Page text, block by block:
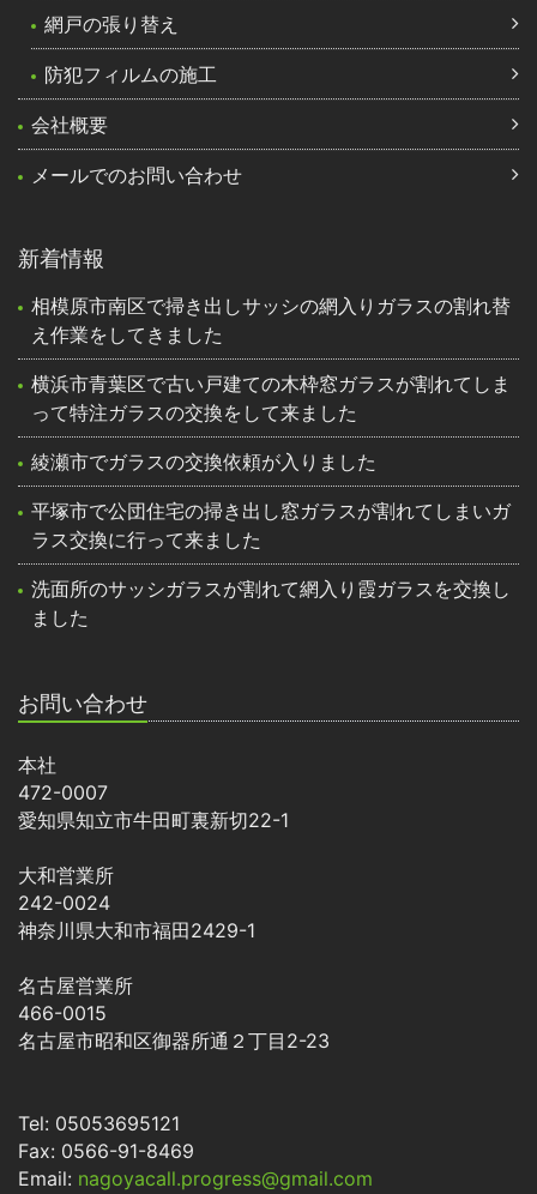
網戸の張り替え
防犯フィルムの施工
会社概要
メールでのお問い合わせ
新着情報
相模原市南区で掃き出しサッシの網入りガラスの割れ替
え作業をしてきました
横浜市青葉区で古い戸建ての木枠窓ガラスが割れてしま
って特注ガラスの交換をして来ました
綾瀬市でガラスの交換依頼が入りました
平塚市で公団住宅の掃き出し窓ガラスが割れてしまいガ
ラス交換に行って来ました
洗面所のサッシガラスが割れて網入り霞ガラスを交換し
ました
お問い合わせ
本社
472-0007
愛知県知立市牛田町裏新切22-1
大和営業所
242-0024
神奈川県大和市福田2429-1
名古屋営業所
466-0015
名古屋市昭和区御器所通２丁目2-23
Tel: 05053695121
Fax: 0566-91-8469
Email: nagoyacall.progress@gmail.com